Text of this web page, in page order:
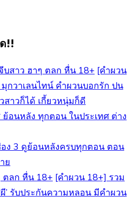
!!
[คำผวน
มุกวาเลนไทน์ คำผวนบอกรัก ปน
สาวก็ได้ เกี้ยวหนุ่มก็ดี
ง 3 ดูย้อนหลังครบทุกตอน ตอน
ย
[คําผวน 18+] รวม
ผี’ รับประกันความหลอน มีคำผวน